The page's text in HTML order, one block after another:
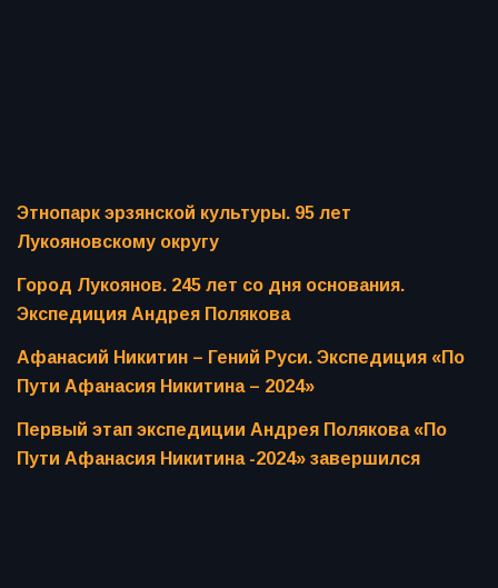
Этнопарк эрзянской культуры. 95 лет
Лукояновскому округу
Город Лукоянов. 245 лет со дня основания.
Экспедиция Андрея Полякова
Афанасий Никитин – Гений Руси. Экспедиция «По
Пути Афанасия Никитина – 2024»
Первый этап экспедиции Андрея Полякова «По
Пути Афанасия Никитина -2024» завершился